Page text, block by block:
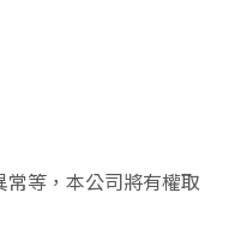
等，本公司將有權取